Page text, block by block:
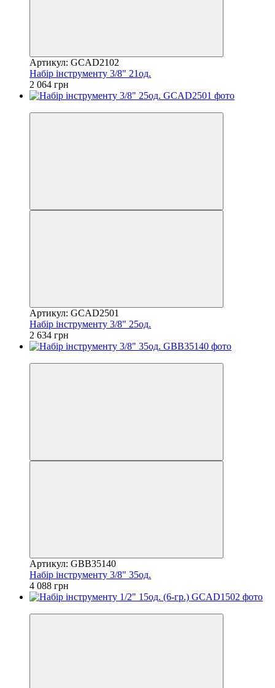
Артикул: GCAD2102
Набір інструменту 3/8" 21од.
2 064 грн
Артикул: GCAD2501
Набір інструменту 3/8" 25од.
2 634 грн
Артикул: GBB35140
Набір інструменту 3/8" 35од.
4 088 грн